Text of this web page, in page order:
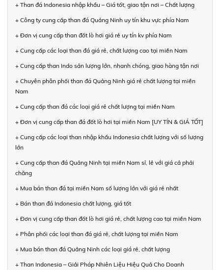
+ Than đá Indonesia nhập khẩu – Giá tốt, giao tận nơi – Chất lượng
+ Công ty cung cấp than đá Quảng Ninh uy tín khu vực phía Nam
+ Đơn vị cung cấp than đốt lò hơi giá rẻ uy tín kv phía Nam
+ Cung cấp các loại than đá giá rẻ, chất lượng cao tại miền Nam
+ Cung cấp than Indo sản lượng lớn, nhanh chóng, giao hàng tận nơi
+ Chuyên phân phối than đá Quảng Ninh giá rẻ chất lượng tại miền
Nam
+ Cung cấp than đá các loại giá rẻ chất lượng tại miền Nam
+ Đơn vị cung cấp than đá đốt lò hơi tại miền Nam [UY TÍN & GIÁ TỐT]
+ Cung cấp các loại than nhập khẩu Indonesia chất lượng với số lượng
lớn
+ Cung cấp than đá Quảng Ninh tại miền Nam sỉ, lẻ với giá cả phải
chăng
+ Mua bán than đá tại miền Nam số lượng lớn với giá rẻ nhất
+ Bán than đá Indonesia chất lượng, giá tốt
+ Đơn vị cung cấp than đốt lò hơi giá rẻ, chất lượng cao tại miền Nam
+ Phân phối các loại than đá giá rẻ, chất lượng tại miền Nam
+ Mua bán than đá Quảng Ninh các loại giá rẻ, chất lượng
+ Than Indonesia – Giải Pháp Nhiên Liệu Hiệu Quả Cho Doanh